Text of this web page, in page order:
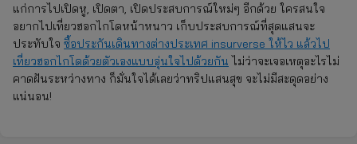
แก่การไปเปิดหู, เปิดตา, เปิดประสบการณ์ใหม่ๆ อีกด้วย ใครสนใจ
อยากไปเที่ยวฮอกไกโดหน้าหนาว เก็บประสบการณ์ที่สุดแสนจะ
ประทับใจ ซื้อประกันเดินทางต่างประเทศ insurverse ให้ไว แล้วไป
เที่ยวฮอกไกโดด้วยตัวเองแบบอุ่นใจไปด้วยกัน ไม่ว่าจะเจอเหตุอะไรไม่
คาดฝันระหว่างทาง ก็มั่นใจได้เลยว่าทริปแสนสุข จะไม่มีสะดุดอย่าง
แน่นอน!